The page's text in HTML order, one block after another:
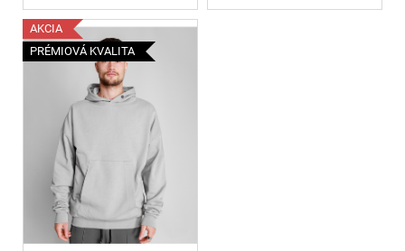
AKCIA
PRÉMIOVÁ KVALITA